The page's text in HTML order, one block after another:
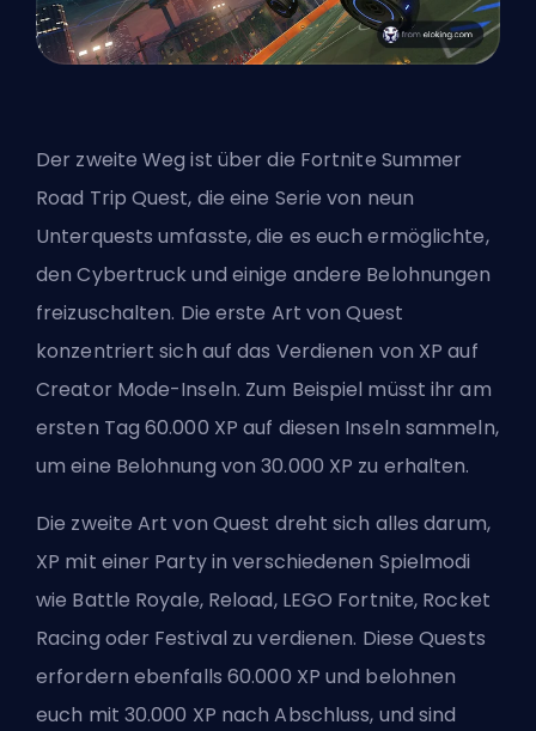
Der zweite Weg ist über die Fortnite Summer
Road Trip Quest, die eine Serie von neun
Unterquests umfasste, die es euch ermöglichte,
den Cybertruck und einige andere Belohnungen
freizuschalten. Die erste Art von Quest
konzentriert sich auf das Verdienen von XP auf
Creator Mode-Inseln. Zum Beispiel müsst ihr am
ersten Tag 60.000 XP auf diesen Inseln sammeln,
um eine Belohnung von 30.000 XP zu erhalten.
Die zweite Art von Quest dreht sich alles darum,
XP mit einer Party in verschiedenen Spielmodi
wie Battle Royale, Reload, LEGO Fortnite, Rocket
Racing oder Festival zu verdienen. Diese Quests
erfordern ebenfalls 60.000 XP und belohnen
euch mit 30.000 XP nach Abschluss, und sind